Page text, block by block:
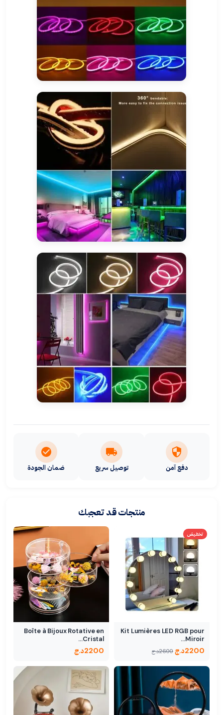
دفع آمن توصيل سريع ضمان الجودة
منتجات قد تعجبك
تخفيض
Kit Lumières LED RGB pour
Miroir…
2200د.ج 2600د.ج
Boîte à Bijoux Rotative en
Cristal…
2200د.ج